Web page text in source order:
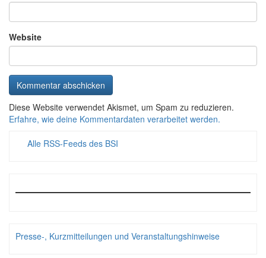
Website
Diese Website verwendet Akismet, um Spam zu reduzieren.
Erfahre, wie deine Kommentardaten verarbeitet werden.
Alle RSS-Feeds des BSI
Presse-, Kurzmitteilungen und Veranstaltungshinweise